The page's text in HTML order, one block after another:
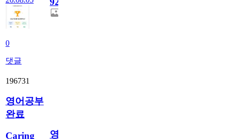
0
댓글
196731
영어공부
완료
Caring
영